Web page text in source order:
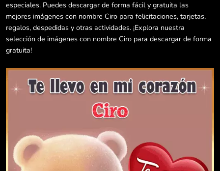
especiales. Puedes descargar de forma fácil y gratuita las
mejores imágenes con nombre Ciro para felicitaciones, tarjetas,
regalos, despedidas y otras actividades. ¡Explora nuestra
selección de imágenes con nombre Ciro para descargar de forma
gratuita!